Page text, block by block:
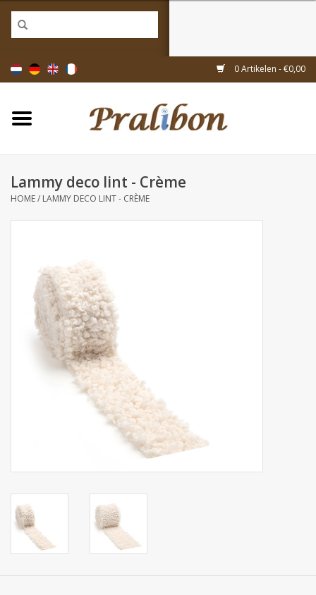
0 Artikelen - €0,00
Home
Doosjes
Linten & decoratie
Inpakmaterialen
Thema's
Collecties
Lammy deco lint - Crème
HOME/ LAMMY DECO LINT - CRÈME